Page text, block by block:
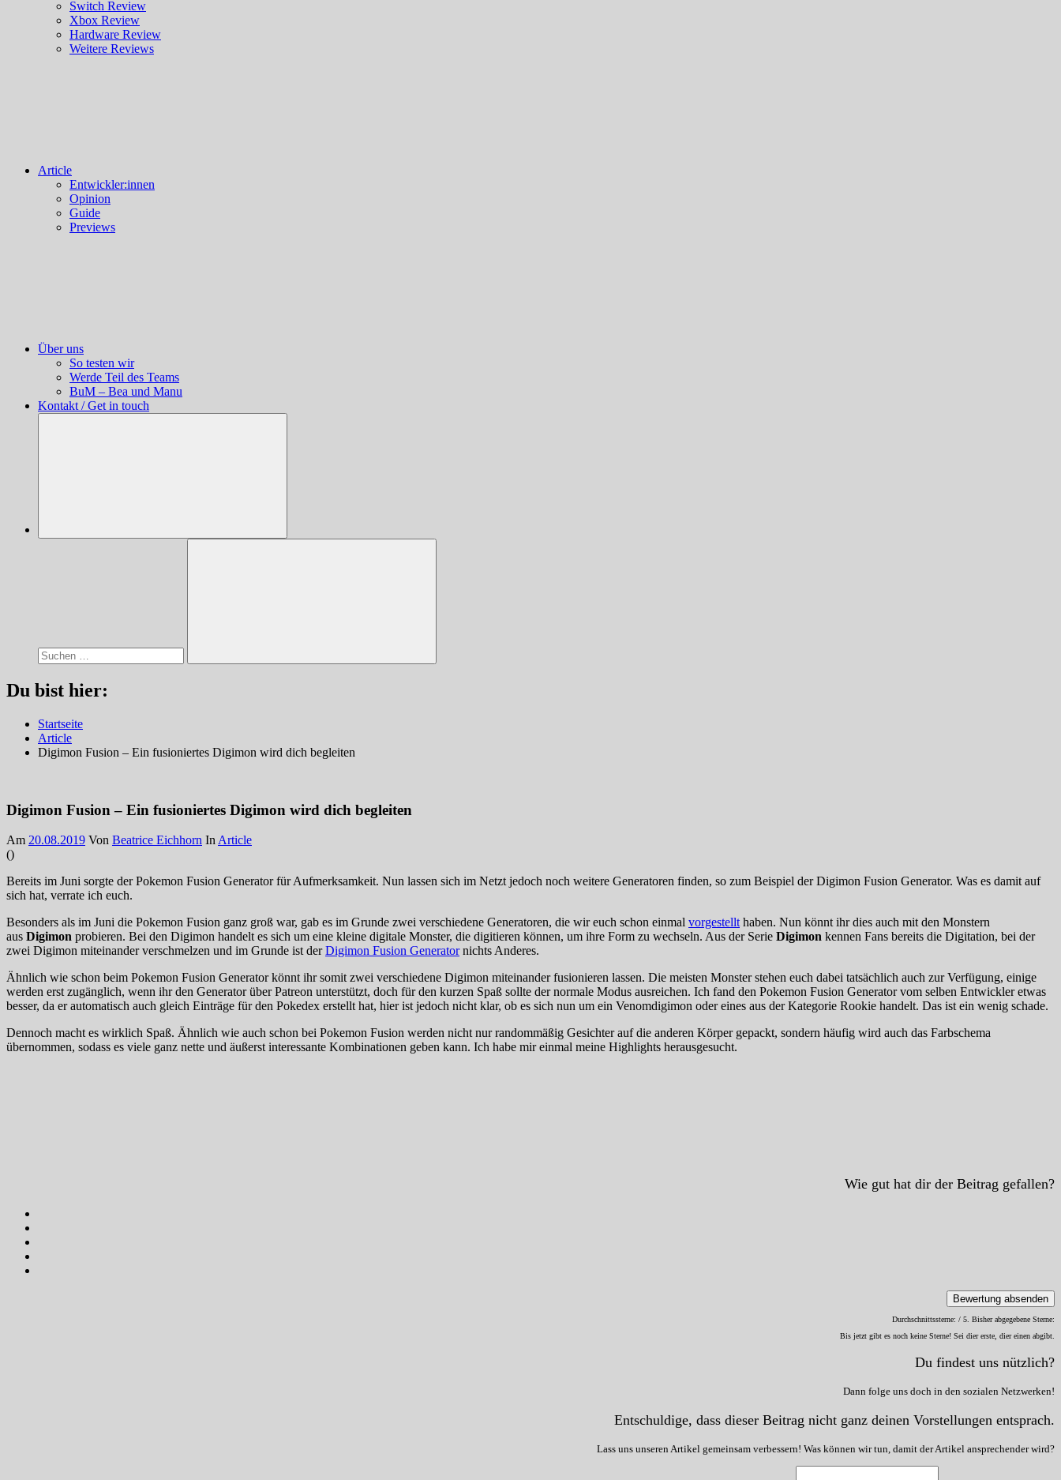
Switch Review
Xbox Review
Hardware Review
Weitere Reviews
Article
Entwickler:innen
Opinion
Guide
Previews
Über uns
So testen wir
Werde Teil des Teams
BuM – Bea und Manu
Kontakt / Get in touch
Suchen
Du bist hier:
Startseite
Article
Digimon Fusion – Ein fusioniertes Digimon wird dich begleiten
Digimon Fusion – Ein fusioniertes Digimon wird dich begleiten
Am 20.08.2019 Von Beatrice Eichhorn In Article
()
Bereits im Juni sorgte der Pokemon Fusion Generator für Aufmerksamkeit. Nun lassen sich im Netzt jedoch noch weitere Generatoren finden, so zum Beispiel der Digimon Fusion Generator. Was es damit auf
sich hat, verrate ich euch.
Besonders als im Juni die Pokemon Fusion ganz groß war, gab es im Grunde zwei verschiedene Generatoren, die wir euch schon einmal vorgestellt haben. Nun könnt ihr dies auch mit den Monstern
aus Digimon probieren. Bei den Digimon handelt es sich um eine kleine digitale Monster, die digitieren können, um ihre Form zu wechseln. Aus der Serie Digimon kennen Fans bereits die Digitation, bei der
zwei Digimon miteinander verschmelzen und im Grunde ist derDigimon Fusion Generatornichts Anderes.
Ähnlich wie schon beim Pokemon Fusion Generator könnt ihr somit zwei verschiedene Digimon miteinander fusionieren lassen. Die meisten Monster stehen euch dabei tatsächlich auch zur Verfügung, einige
werden erst zugänglich, wenn ihr den Generator über Patreon unterstützt, doch für den kurzen Spaß sollte der normale Modus ausreichen. Ich fand den Pokemon Fusion Generator vom selben Entwickler etwas
besser, da er automatisch auch gleich Einträge für den Pokedex erstellt hat, hier ist jedoch nicht klar, ob es sich nun um ein Venomdigimon oder eines aus der Kategorie Rookie handelt. Das ist ein wenig schade.
Dennoch macht es wirklich Spaß. Ähnlich wie auch schon bei Pokemon Fusion werden nicht nur randommäßig Gesichter auf die anderen Körper gepackt, sondern häufig wird auch das Farbschema
übernommen, sodass es viele ganz nette und äußerst interessante Kombinationen geben kann. Ich habe mir einmal meine Highlights herausgesucht.
Wie gut hat dir der Beitrag gefallen?
Bewertung absenden
Durchschnittssterne: / 5. Bisher abgegebene Sterne:
Bis jetzt gibt es noch keine Sterne! Sei dier erste, dier einen abgibt.
Du findest uns nützlich?
Dann folge uns doch in den sozialen Netzwerken!
Entschuldige, dass dieser Beitrag nicht ganz deinen Vorstellungen entsprach.
Lass uns unseren Artikel gemeinsam verbessern! Was können wir tun, damit der Artikel ansprechender wird?